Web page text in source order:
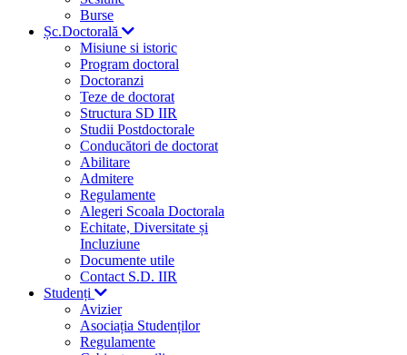
Burse
Șc.Doctorală
Misiune si istoric
Program doctoral
Doctoranzi
Teze de doctorat
Structura SD IIR
Studii Postdoctorale
Conducători de doctorat
Abilitare
Admitere
Regulamente
Alegeri Scoala Doctorala
Echitate, Diversitate și
Incluziune
Documente utile
Contact S.D. IIR
Studenți
Avizier
Asociația Studenților
Regulamente